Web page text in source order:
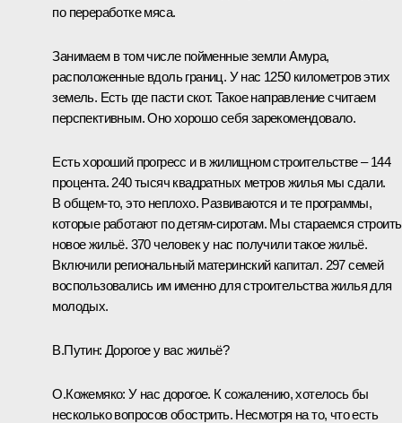
по переработке мяса.
Занимаем в том числе пойменные земли Амура,
расположенные вдоль границ. У нас 1250 километров этих
земель. Есть где пасти скот. Такое направление считаем
перспективным. Оно хорошо себя зарекомендовало.
Есть хороший прогресс и в жилищном строительстве – 144
процента. 240 тысяч квадратных метров жилья мы сдали.
В общем‑то, это неплохо. Развиваются и те программы,
которые работают по детям-сиротам. Мы стараемся строить
новое жильё. 370 человек у нас получили такое жильё.
Включили региональный материнский капитал. 297 семей
воспользовались им именно для строительства жилья для
молодых.
В.Путин: Дорогое у вас жильё?
О.Кожемяко: У нас дорогое. К сожалению, хотелось бы
несколько вопросов обострить. Несмотря на то, что есть